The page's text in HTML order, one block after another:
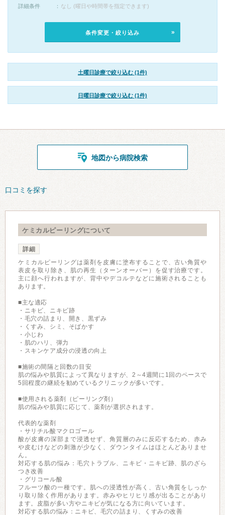
詳細条件
なし (曜日や時間帯を指定できます)
条件変更・絞り込み
土曜日診療で絞り込む (1件)
日曜日診療で絞り込む (1件)
地図から病院検索
口コミを探す
ケミカルピーリングについて
詳細
ケミカルピーリングは薬剤を皮膚に塗布することで、古い角質や
表皮を取り除き、肌の再生（ターンオーバー）を促す治療です。
主に顔へ行われますが、背中やデコルテなどに施術されることも
あります。
■主な適応
・ニキビ、ニキビ跡
・毛穴の詰まり、開き、黒ずみ
・くすみ、シミ、そばかす
・小じわ
・肌のハリ、弾力
・スキンケア成分の浸透の向上
■施術の間隔と回数の目安
肌の悩みや肌質によって異なりますが、2～4週間に1回のペースで
5回程度の継続を勧めているクリニックが多いです。
■使用される薬剤（ピーリング剤）
肌の悩みや肌質に応じて、薬剤が選択されます。
代表的な薬剤
・サリチル酸マクロゴール
酸が皮膚の深部まで浸透せず、角質層のみに反応するため、赤み
や皮むけなどの刺激が少なく、ダウンタイムはほとんどありませ
ん。
対応する肌の悩み：毛穴トラブル、ニキビ・ニキビ跡、肌のざら
つき改善
・グリコール酸
フルーツ酸の一種です。肌への浸透性が高く、古い角質をしっか
り取り除く作用があります。赤みやヒリヒリ感が出ることがあり
ます。皮脂が多い方やニキビが気になる方に向いています。
対応する肌の悩み：ニキビ、毛穴の詰まり、くすみの改善